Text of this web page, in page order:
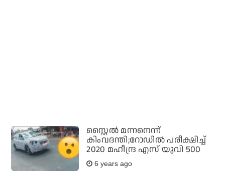
സ്റ്റൈല്‍ മന്നനെന്ന്
കിംവദന്തി;റോഡില്‍ പരീക്ഷിച്ച്
2020 മഹീന്ദ്ര എസ് യുവി 500
6 years ago